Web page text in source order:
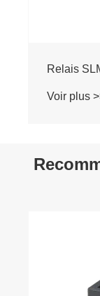
Relais
Voir plus